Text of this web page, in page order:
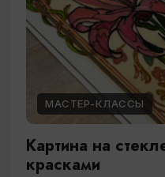
МАСТЕР-КЛАССЫ
Картина на
красками